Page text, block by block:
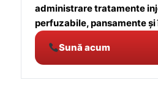
administrare tratamente
perfuzabile, pansamente
Sună acum